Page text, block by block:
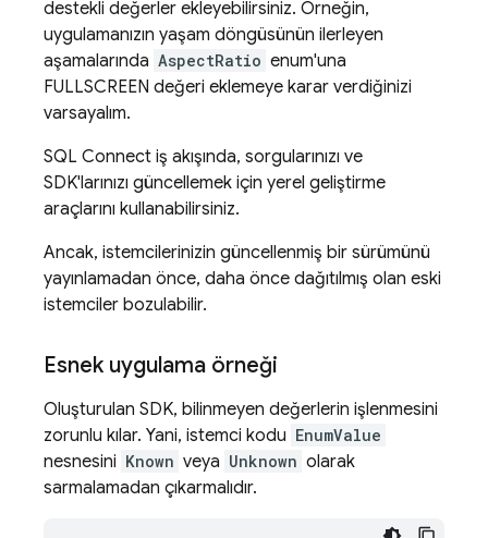
destekli değerler ekleyebilirsiniz. Örneğin,
uygulamanızın yaşam döngüsünün ilerleyen
aşamalarında AspectRatio enum'una
FULLSCREEN değeri eklemeye karar verdiğinizi
varsayalım.
SQL Connect iş akışında, sorgularınızı ve
SDK'larınızı güncellemek için yerel geliştirme
araçlarını kullanabilirsiniz.
Ancak, istemcilerinizin güncellenmiş bir sürümünü
yayınlamadan önce, daha önce dağıtılmış olan eski
istemciler bozulabilir.
Esnek uygulama örneği
Oluşturulan SDK, bilinmeyen değerlerin işlenmesini
zorunlu kılar. Yani, istemci kodu EnumValue
nesnesini Known veya Unknown olarak
sarmalamadan çıkarmalıdır.